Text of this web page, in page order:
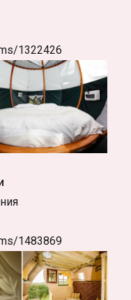
1322426
1483869